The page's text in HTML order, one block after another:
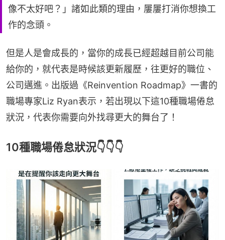
像不太好吧？」諸如此類的理由，屢屢打消你想換工
作的念頭。
但是人是會成長的，當你的成長已經超越目前公司能
給你的，就代表是時候該更新履歷，往更好的職位、
公司邁進。出版過《Reinvention Roadmap》一書的
職場專家Liz Ryan表示，若出現以下這10種職場倦怠
狀況，代表你需要向外找尋更大的舞台了！
10種職場倦怠狀況👇👇👇